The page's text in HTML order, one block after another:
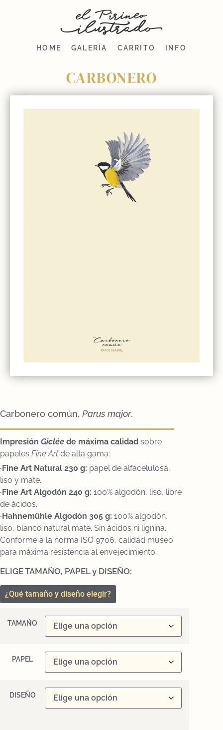
HOME GALERÍA CARRITO INFO
CARBONERO
Carbonero común, Parus major.
Impresión Giclée de máxima calidad sobre
papeles Fine Art de alta gama:
·Fine Art Natural 230 g: papel de alfacelulosa,
liso y mate.
·Fine Art Algodón 240 g: 100% algodón, liso, libre
de ácidos.
·Hahnemühle Algodón 305 g: 100% algodón,
liso, blanco natural mate. Sin ácidos ni lignina.
Conforme a la norma ISO 9706, calidad museo
para máxima resistencia al envejecimiento.
ELIGE TAMAÑO, PAPEL y DISEÑO:
¿Qué tamaño y diseño elegir?
TAMAÑO
PAPEL
DISEÑO